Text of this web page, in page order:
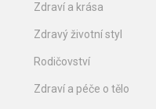
Zdraví a krása
Zdravý životní styl
Rodičovství
Zdraví a péče o tělo